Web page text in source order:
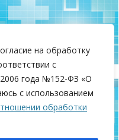
на обработку
с
года №152-ФЗ «О
с использованием
обработки